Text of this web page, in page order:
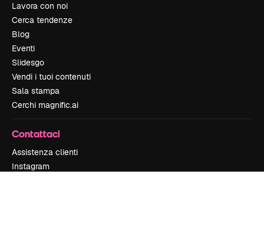
Lavora con noi
Cerca tendenze
Blog
Eventi
Slidesgo
Vendi i tuoi contenuti
Sala stampa
Cerchi magnific.ai
Contattaci
Assistenza clienti
Instagram